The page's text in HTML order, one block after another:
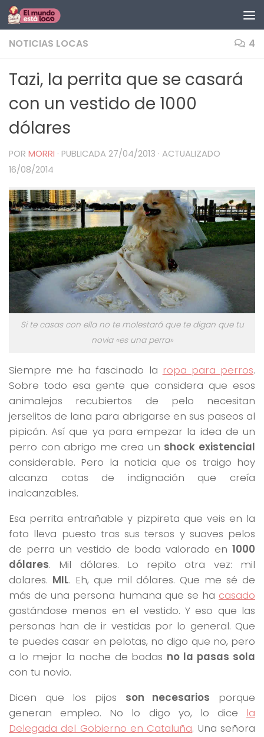
Saltar al contenido
NOTICIAS LOCAS 4
Tazi, la perrita que se casará
con un vestido de 1000
dólares
POR MORRI · PUBLICADA 27/04/2013 · ACTUALIZADO
16/08/2014
Si te casas con ella no te molestará que te digan que tu
novia «es una perra»
Siempre me ha fascinado la ropa para perros.
Sobre todo esa gente que considera que esos
animalejos recubiertos de pelo necesitan
jerselitos de lana para abrigarse en sus paseos al
pipicán. Así que ya para empezar la idea de un
perro con abrigo me crea un shock existencial
considerable. Pero la noticia que os traigo hoy
alcanza cotas de indignación que creía
inalcanzables.
Esa perrita entrañable y pizpireta que veis en la
foto lleva puesto tras sus tersos y suaves pelos
de perra un vestido de boda valorado en 1000
dólares. Mil dólares. Lo repito otra vez: mil
dolares. MIL. Eh, que mil dólares. Que me sé de
más de una persona humana que se ha casado
gastándose menos en el vestido. Y eso que las
personas han de ir vestidas por lo general. Que
te puedes casar en pelotas, no digo que no, pero
a lo mejor la noche de bodas no la pasas sola
con tu novio.
Dicen que los pijos son necesarios porque
generan empleo. No lo digo yo, lo dice la
Delegada del Gobierno en Cataluña. Una señora